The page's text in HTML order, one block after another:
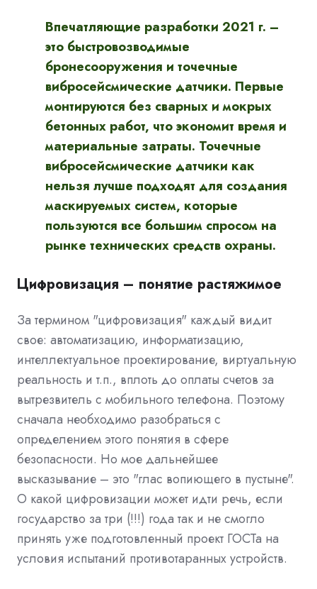
Впечатляющие разработки 2021 г. –
это быстровозводимые
бронесооружения и точечные
вибросейсмические датчики. Первые
монтируются без сварных и мокрых
бетонных работ, что экономит время и
материальные затраты. Точечные
вибросейсмические датчики как
нельзя лучше подходят для создания
маскируемых систем, которые
пользуются все большим спросом на
рынке технических средств охраны.
Цифровизация – понятие растяжимое
За термином "цифровизация" каждый видит
свое: автоматизацию, информатизацию,
интеллектуальное проектирование, виртуальную
реальность и т.п., вплоть до оплаты счетов за
вытрезвитель с мобильного телефона. Поэтому
сначала необходимо разобраться с
определением этого понятия в сфере
безопасности. Но мое дальнейшее
высказывание – это "глас вопиющего в пустыне".
О какой цифровизации может идти речь, если
государство за три (!!!) года так и не смогло
принять уже подготовленный проект ГОСТа на
условия испытаний противотаранных устройств.